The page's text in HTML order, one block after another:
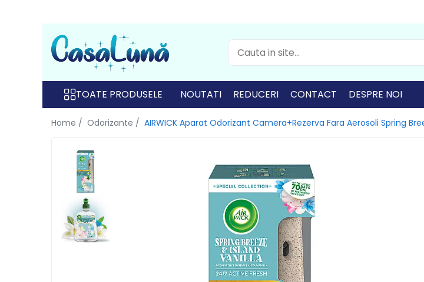
Toate Produsele
Gamma D'ORO
Gamma D'ORO
Gamma D'ORO Odorizant Cu
Betisoare 120 ml
EYFEL Odorizant Auto 10 ml
EYFEL Odorizant Camera cu
Betisoare 120 ml
EYFEL Spray Odorizant 400 ml
TOATE PRODUSELE NOUTATI REDUCERI CONTACT DESPRE NOI
Home / Odorizante / AIRWICK Aparat Odorizant Camera+Rezerva Fara Aerosoli Spring